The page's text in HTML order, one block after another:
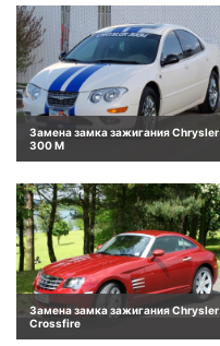
Замена замка зажигания Chrysler
300 M
Замена замка зажигания Chrysler
Crossfire